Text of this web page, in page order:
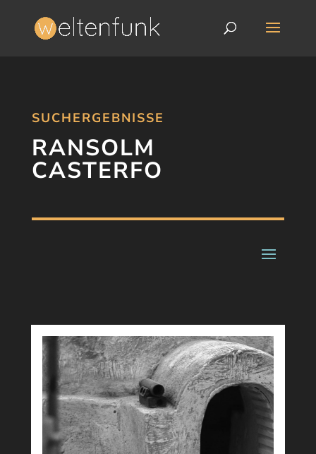
SUCHERGEBNISSE
RANSOLM
CASTERFO